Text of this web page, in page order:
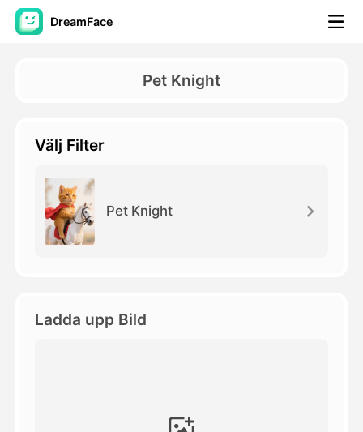
DreamFace
AI-video
Foto:
Andra verktyg
Pet Knight
Välj Filter
Pet Knight
Ladda upp Bild